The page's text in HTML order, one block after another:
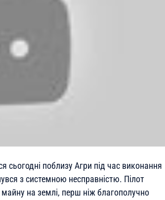
сьогодні поблизу Агри під час виконання
з системною несправністю. Пілот
на землі, перш ніж благополучно